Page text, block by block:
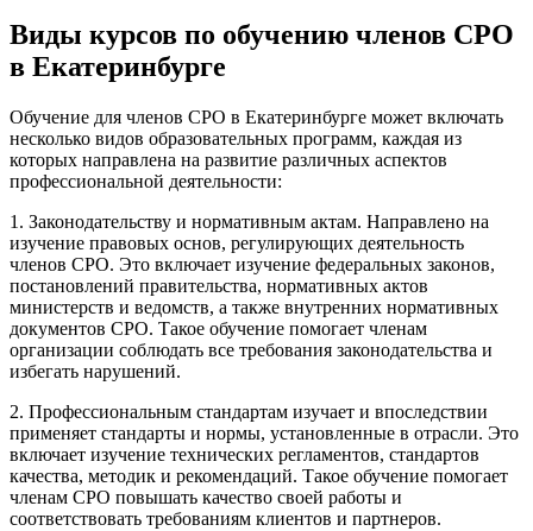
Виды курсов по обучению членов СРО
в Екатеринбурге
Обучение для членов СРО в Екатеринбурге может включать
несколько видов образовательных программ, каждая из
которых направлена на развитие различных аспектов
профессиональной деятельности:
1. Законодательству и нормативным актам. Направлено на
изучение правовых основ, регулирующих деятельность
членов СРО. Это включает изучение федеральных законов,
постановлений правительства, нормативных актов
министерств и ведомств, а также внутренних нормативных
документов СРО. Такое обучение помогает членам
организации соблюдать все требования законодательства и
избегать нарушений.
2. Профессиональным стандартам изучает и впоследствии
применяет стандарты и нормы, установленные в отрасли. Это
включает изучение технических регламентов, стандартов
качества, методик и рекомендаций. Такое обучение помогает
членам СРО повышать качество своей работы и
соответствовать требованиям клиентов и партнеров.